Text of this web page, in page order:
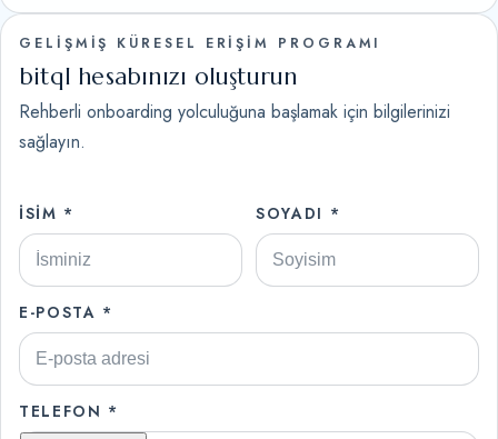
GELİŞMİŞ KÜRESEL ERİŞİM PROGRAMI
bitql hesabınızı oluşturun
Rehberli onboarding yolculuğuna başlamak için bilgilerinizi
sağlayın.
İSIM * SOYADI *
E-POSTA *
TELEFON *